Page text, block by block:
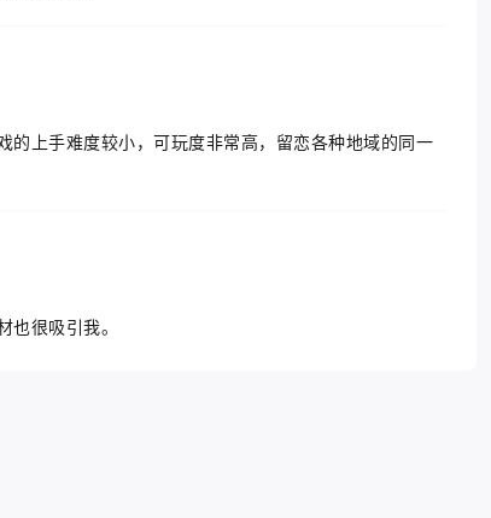
上手难度较小，可玩度非常高，留恋各种地域的同一
很吸引我。